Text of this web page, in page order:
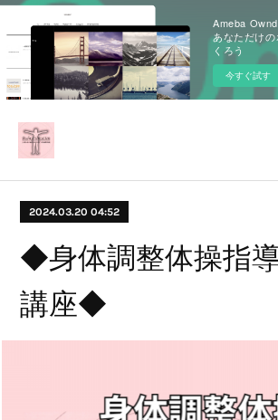
Ameba
あなただけ
くろう
今すぐ試す
2024.03.20 04:52
◆身体調整体操指
講座◆